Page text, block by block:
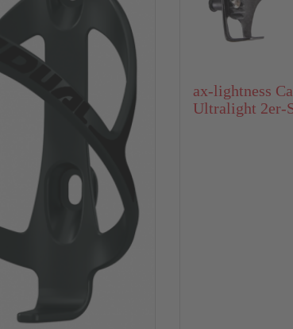
ax-lightness
Ultralight 2er-